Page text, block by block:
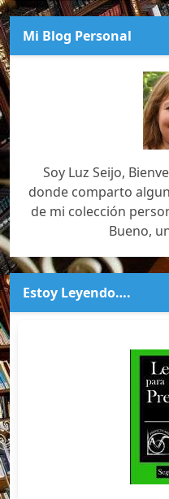
Mi Blog Personal
Soy Luz Seijo,
donde comparto
de mi colección
Bueno,
Estoy Leyendo….